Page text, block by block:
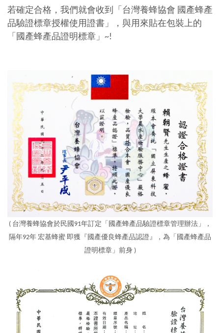
若確定合格，我們就會收到「台灣養蜂協會 國產蜂產
品驗證標章授權使用證書」，與用來貼在包裝上的
「國產蜂產品證明標章」~!
( 台灣養蜂協會於民國91年訂定「國產蜂產品驗證標章管理辦法」，
隔年92年 宏基蜂蜜 即獲『國產優良蜂產品認證』，為「國產蜂產品
證明標章」前身 )